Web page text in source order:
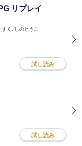
リプレイ
く, しのとうこ
試し読み
試し読み